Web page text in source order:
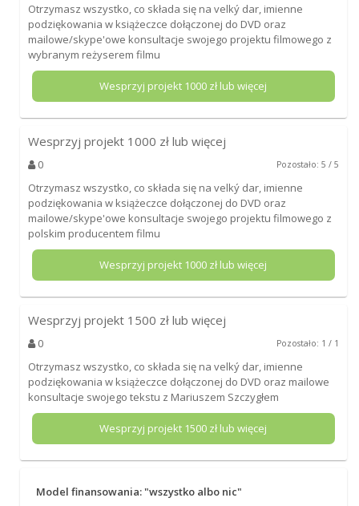
Otrzymasz wszystko, co składa się na velký dar, imienne
podziękowania w książeczce dołączonej do DVD oraz
mailowe/skype'owe konsultacje swojego projektu filmowego z
wybranym reżyserem filmu
Wesprzyj projekt 1000 zł lub więcej
Wesprzyj projekt 1000 zł lub więcej
0 Pozostało: 5 / 5
Otrzymasz wszystko, co składa się na velký dar, imienne
podziękowania w książeczce dołączonej do DVD oraz
mailowe/skype'owe konsultacje swojego projektu filmowego z
polskim producentem filmu
Wesprzyj projekt 1000 zł lub więcej
Wesprzyj projekt 1500 zł lub więcej
0 Pozostało: 1 / 1
Otrzymasz wszystko, co składa się na velký dar, imienne
podziękowania w książeczce dołączonej do DVD oraz mailowe
konsultacje swojego tekstu z Mariuszem Szczygłem
Wesprzyj projekt 1500 zł lub więcej
Model finansowania: "wszystko albo nic"